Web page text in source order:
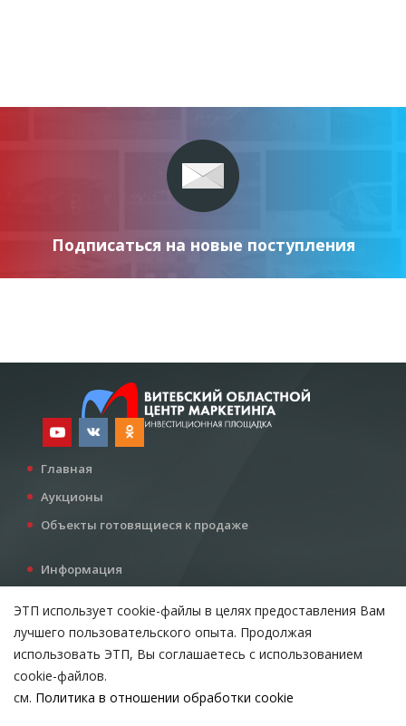
Подписаться на новые поступления
Главная
Аукционы
Объекты готовящиеся к продаже
Информация
Все для инвестора
Контакты
Возникли вопросы?
ЭТП использует cookie-файлы в целях предоставления Вам
лучшего пользовательского опыта. Продолжая
использовать ЭТП, Вы соглашаетесь с использованием
cookie-файлов.
см. Политика в отношении обработки cookie